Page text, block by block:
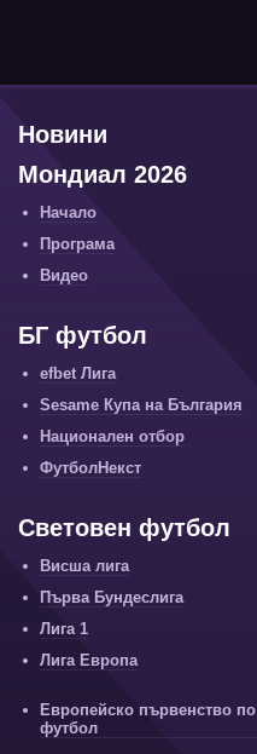
Новини
Мондиал 2026
Начало
Програма
Видео
БГ футбол
efbet Лига
Sesame Купа на България
Национален отбор
ФутболНекст
Световен футбол
Висша лига
Първа Бундеслига
Лига 1
Лига Европа
Европейско първенство по
футбол